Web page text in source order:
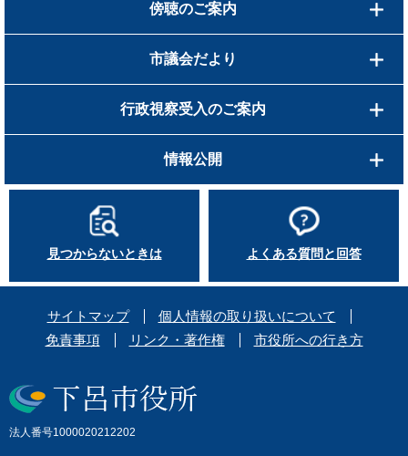
傍聴のご案内
市議会だより
行政視察受入のご案内
情報公開
見つからないときは よくある質問と回答
サイトマップ
個人情報の取り扱いについて
免責事項
リンク・著作権 市役所への行き方
法人番号1000020212202